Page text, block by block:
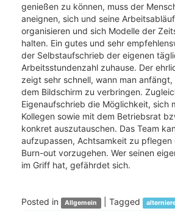
genießen zu können, muss der
aneignen, sich und seine
organisieren und sich Modelle der
halten. Ein gutes und sehr
der Selbstaufschrieb der eigenen
Arbeitsstundenzahl zuhause. Der
zeigt sehr schnell, wann man
dem Bildschirm zu verbringen.
Eigenaufschrieb die Möglichkeit, sich
Kollegen sowie mit dem Betriebsrat
konkret auszutauschen. Das Team
aufzupassen, Achtsamkeit zu
Burn-out vorzugehen. Wer seinen
im Griff hat, gefährdet sich.
Posted in Allgemein Tagged